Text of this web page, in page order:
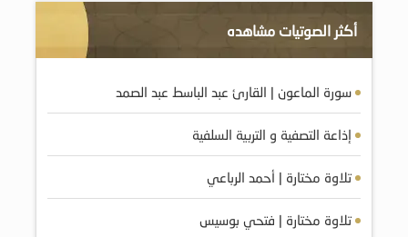
أكثر الصوتيات مشاهده
سورة الماعون | القارئ عبد الباسط عبد الصمد
إذاعة التصفية و التربية السلفية
تلاوة مختارة | أحمد الرباعي
تلاوة مختارة | فتحي بوسيس